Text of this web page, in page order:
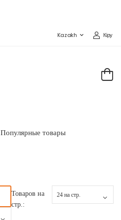
Kazakh Кіру
Популярные товары
Товаров на
стр.: